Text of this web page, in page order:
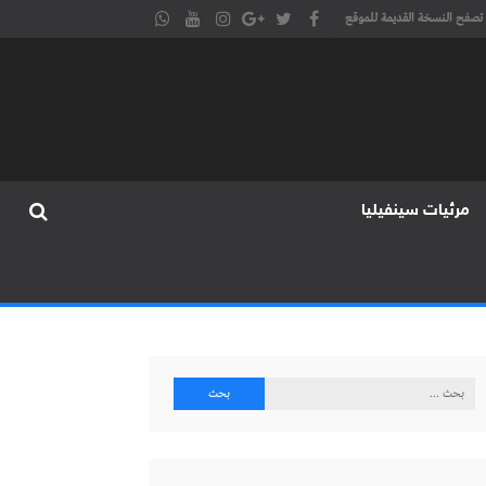
تصفح النسخة القديمة للموقع
مرئيات سينفيليا
البحث